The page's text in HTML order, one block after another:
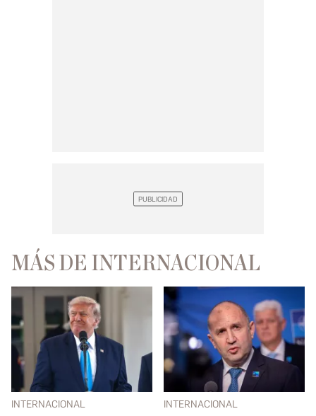
MÁS DE INTERNACIONAL
INTERNACIONAL INTERNACIONAL